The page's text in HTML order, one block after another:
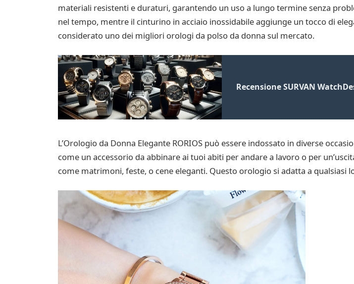
materiali resistenti e duraturi, garantendo un uso a lungo termine senza
nel tempo, mentre il cinturino in acciaio inossidabile aggiunge un tocco di
considerato uno dei migliori orologi da polso da donna sul mercato.
Recensione SURVAN
L’Orologio da Donna Elegante RORIOS può essere indossato in diverse
come un accessorio da abbinare ai tuoi abiti per andare a lavoro o per
come matrimoni, feste, o cene eleganti. Questo orologio si adatta a qualsiasi